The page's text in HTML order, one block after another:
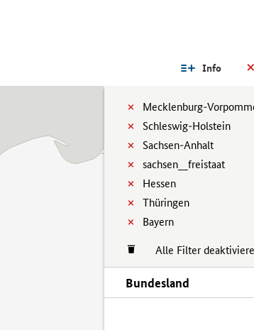
Info
Mecklenburg-
Schleswig-Holstein
Sachsen-Anhalt
sachsen__freistaat
Hessen
Thüringen
Bayern
Alle Filter
Bundesland